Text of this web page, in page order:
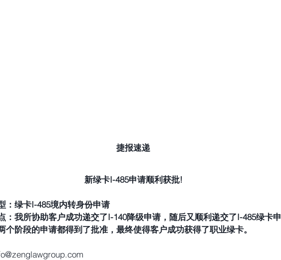
捷报速递
新绿卡I-485申请顺利获批!
：绿卡I-485境内转身份申请
：我所协助客户成功递交了I-140降级申请，随后又顺利递交了I-485绿卡申
个阶段的申请都得到了批准，最终使得客户成功获得了职业绿卡。